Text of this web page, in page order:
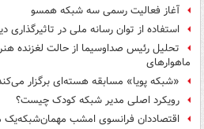
آغاز فعالیت رسمی سه شبکه همسو
استفاده از توان رسانه ملی در
تحلیل رئیس صداوسیما از حالت لغزنده
ماهواره‎ای
«شبکه پویا» مسابقه هسته‌ای برگزار
رویکرد اصلی‌ مدیر شبکه‌ کودک‌ چیست؟
اقتصاددان فرانسوی امشب